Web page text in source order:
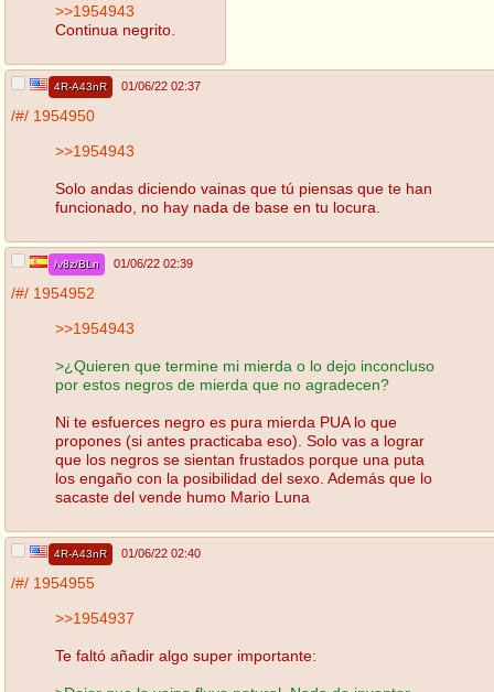
>>1954943
Continua negrito.
4R-A43nR 01/06/22 02:37
/#/ 1954950
>>1954943
Solo andas diciendo vainas que tú piensas que te han
funcionado, no hay nada de base en tu locura.
/v8z/BLn 01/06/22 02:39
/#/ 1954952
>>1954943
>¿Quieren que termine mi mierda o lo dejo inconcluso
por estos negros de mierda que no agradecen?
Ni te esfuerces negro es pura mierda PUA lo que
propones (si antes practicaba eso). Solo vas a lograr
que los negros se sientan frustados porque una puta
los engaño con la posibilidad del sexo. Además que lo
sacaste del vende humo Mario Luna
4R-A43nR 01/06/22 02:40
/#/ 1954955
>>1954937
Te faltó añadir algo super importante: